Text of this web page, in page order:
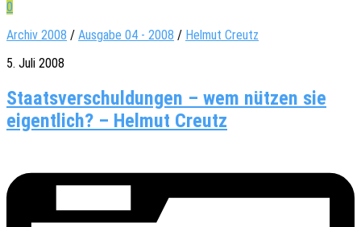
0
Archiv 2008 / Ausgabe 04 - 2008 / Helmut Creutz
5. Juli 2008
Staatsverschuldungen – wem nützen sie
eigentlich? – Helmut Creutz